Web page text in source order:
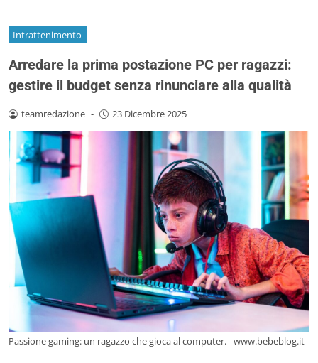
Intrattenimento
Arredare la prima postazione PC per ragazzi:
gestire il budget senza rinunciare alla qualità
teamredazione - 23 Dicembre 2025
Passione gaming: un ragazzo che gioca al computer. - www.bebeblog.it